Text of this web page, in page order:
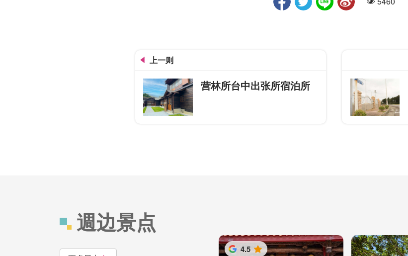
人气
上一则
营林所台中出张所宿泊所
週边景点
4.5